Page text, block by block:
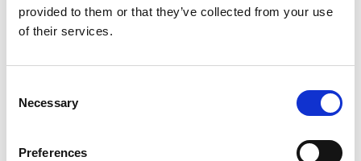
provided to them or that they’ve collected from your use
of their services.
Selection
Necessary
Preferences